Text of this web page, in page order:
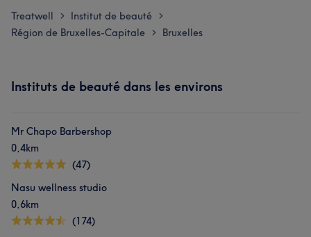
Treatwell > Institut de beauté >
Région de Bruxelles-Capitale > Bruxelles
Instituts de beauté dans les environs
Mr Chapo Barbershop
0,4km
(47)
Nasu wellness studio
0,6km
(174)